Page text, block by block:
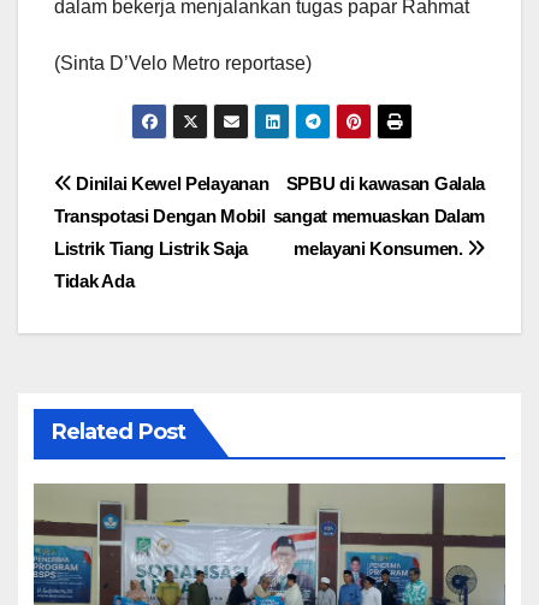
dalam bekerja menjalankan tugas papar Rahmat
(Sinta D’Velo Metro reportase)
Navigasi
pos
SPBU di kawasan Galala
sangat memuaskan Dalam
melayani Konsumen.
Dinilai Kewel Pelayanan
Transpotasi Dengan Mobil
Listrik Tiang Listrik Saja
Tidak Ada
Related Post